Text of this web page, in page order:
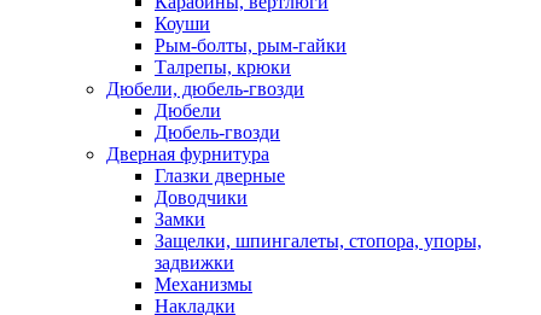
Коуши
Рым-болты, рым-гайки
Талрепы, крюки
Дюбели, дюбель-гвозди
Дюбели
Дюбель-гвозди
Дверная фурнитура
Глазки дверные
Доводчики
Замки
Защелки, шпингалеты, стопора, упоры,
задвижки
Механизмы
Накладки